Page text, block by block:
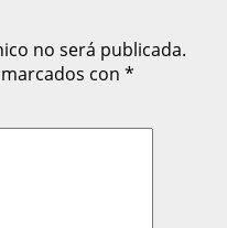
no será publicada.
con *